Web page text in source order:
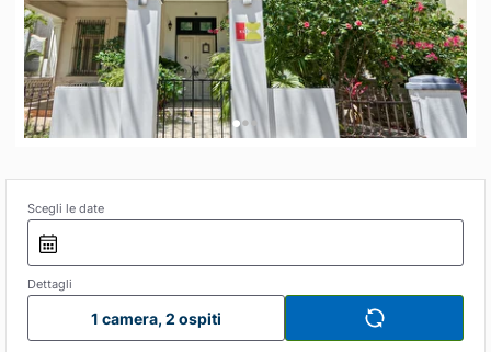
•••
Scegli le date
Dettagli
1 camera, 2 ospiti